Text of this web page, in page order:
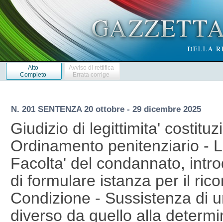
Atto
Completo
Avviso di rettifica
Errata corrige
N. 201 SENTENZA 20 ottobre - 29 dicembre 2025
Giudizio di legittimita'
Ordinamento penitenziario -
Facolta' del condannato,
di formulare istanza per il
Condizione - Sussistenza di
diverso da quello alla